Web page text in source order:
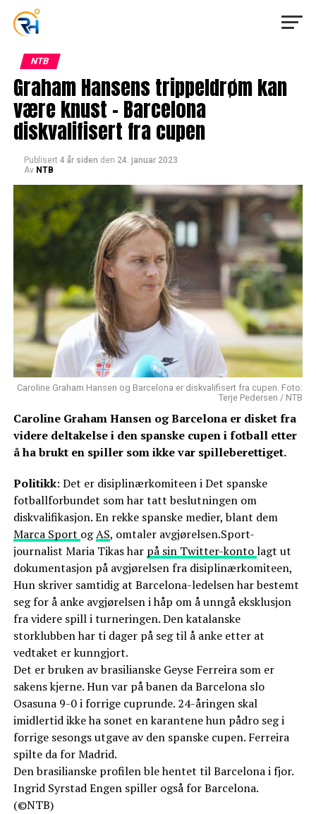
NTB
Graham Hansens trippeldrøm kan
være knust – Barcelona
diskvalifisert fra cupen
Publisert 4 år siden den 24. januar 2023
Av NTB
Caroline Graham Hansen og Barcelona er diskvalifisert fra cupen. Foto:
Terje Pedersen / NTB
Caroline Graham Hansen og Barcelona er disket fra
videre deltakelse i den spanske cupen i fotball etter
å ha brukt en spiller som ikke var spilleberettiget.
Politikk: Det er disiplinærkomiteen i Det spanske
fotballforbundet som har tatt beslutningen om
diskvalifikasjon. En rekke spanske medier, blant dem
Marca Sport ogAS, omtaler avgjørelsen.Sport-
journalist Maria Tikas har på sin Twitter-kontolagt ut
dokumentasjon på avgjørelsen fra disiplinærkomiteen,
Hun skriver samtidig at Barcelona-ledelsen har bestemt
seg for å anke avgjørelsen i håp om å unngå eksklusjon
fra videre spill i turneringen. Den katalanske
storklubben har ti dager på seg til å anke etter at
vedtaket er kunngjort.
Det er bruken av brasilianske Geyse Ferreira som er
sakens kjerne. Hun var på banen da Barcelona slo
Osasuna 9-0 i forrige cuprunde. 24-åringen skal
imidlertid ikke ha sonet en karantene hun pådro seg i
forrige sesongs utgave av den spanske cupen. Ferreira
spilte da for Madrid.
Den brasilianske profilen ble hentet til Barcelona i fjor.
Ingrid Syrstad Engen spiller også for Barcelona.
(©NTB)